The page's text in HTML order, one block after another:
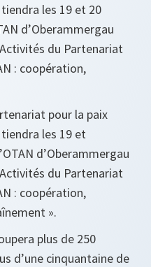
les 19 et 20
d’Oberammergau
du Partenariat
: coopération,
pour la paix
les 19 et
d’Oberammergau
du Partenariat
: coopération,
».
plus de 250
d’une cinquantaine de